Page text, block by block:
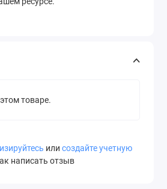
товаре.
или создайте учетную
написать отзыв